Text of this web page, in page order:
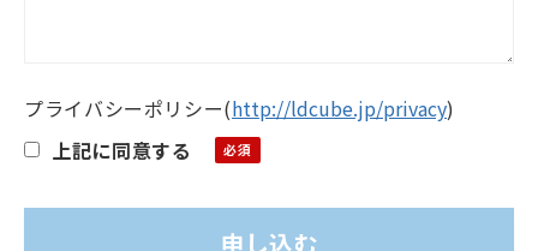
プライバシーポリシー(http://ldcube.jp/privacy)
上記に同意する